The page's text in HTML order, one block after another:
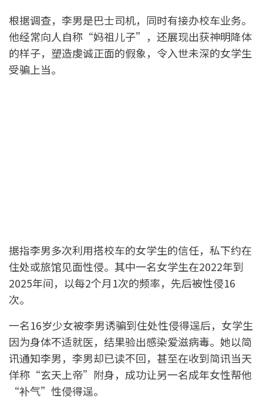
根据调查，李男是巴士司机，同时有接办校车业务。
他经常向人自称“妈祖儿子”，还展现出获神明降体
的样子，塑造虔诚正面的假象，令入世未深的女学生
受骗上当。
据指李男多次利用搭校车的女学生的信任，私下约在
住处或旅馆见面性侵。其中一名女学生在2022年到
2025年间，以每2个月1次的频率，先后被性侵16
次。
一名16岁少女被李男诱骗到住处性侵得逞后，女学生
因为身体不适就医，结果验出感染爱滋病毒。她以简
讯通知李男，李男却已读不回，甚至在收到简讯当天
佯称“玄天上帝”附身，成功让另一名成年女性帮他
“补气”性侵得逞。